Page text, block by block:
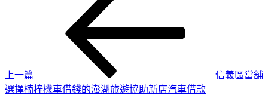
上一篇
信義區當舖
選擇楠梓機車借錢的澎湖旅遊協助新店汽車借款